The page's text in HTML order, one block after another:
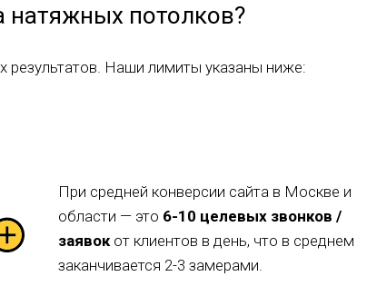
натяжных потолков?
Наши лимиты указаны ниже:
При средней конверсии сайта в Москве и
области — это 6-10 целевых звонков /
заявок от клиентов в день, что в среднем
заканчивается 2-3 замерами.